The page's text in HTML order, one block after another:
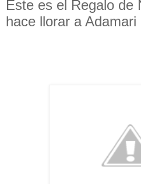
Este es el Regalo de
hace llorar a Adamari